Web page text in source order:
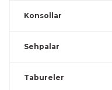
Konsollar
Sehpalar
Tabureler